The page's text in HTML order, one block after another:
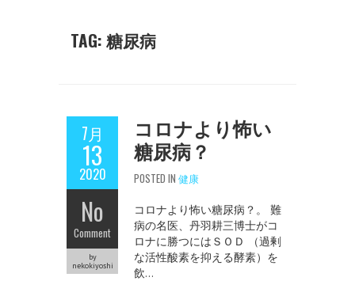
TAG: 糖尿病
7月
13
2020
No
Comment
by
nekokiyoshi
コロナより怖い
糖尿病？
POSTED IN 健康
コロナより怖い糖尿病？。 難
病の名医、丹羽耕三博士がコ
ロナに勝つにはＳＯＤ （過剰
な活性酸素を抑える酵素）を
飲…